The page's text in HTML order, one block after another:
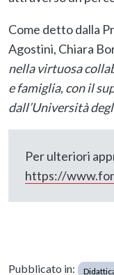
Come detto dalla
Agostini, Chiara
nella virtuosa
e famiglia, con il
dall’Università
Per ulteriori
https://
Pubblicato in: